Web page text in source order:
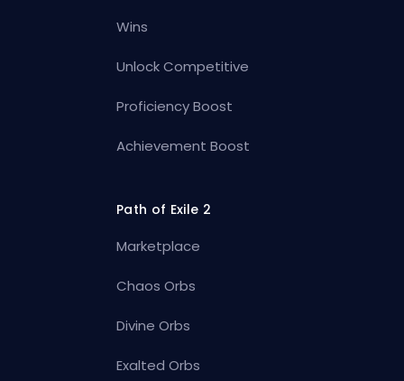
Wins
Unlock Competitive
Proficiency Boost
Achievement Boost
Path of Exile 2
Marketplace
Chaos Orbs
Divine Orbs
Exalted Orbs